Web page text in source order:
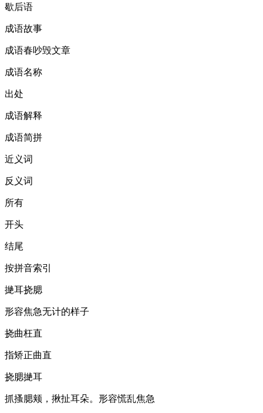
歇后语
成语故事
成语春吵毁文章
成语名称
出处
成语解释
成语简拼
近义词
反义词
所有
开头
结尾
按拼音索引
撧耳挠腮
形容焦急无计的样子
挠曲枉直
指矫正曲直
挠腮撧耳
抓搔腮颊，揪扯耳朵。形容慌乱焦急